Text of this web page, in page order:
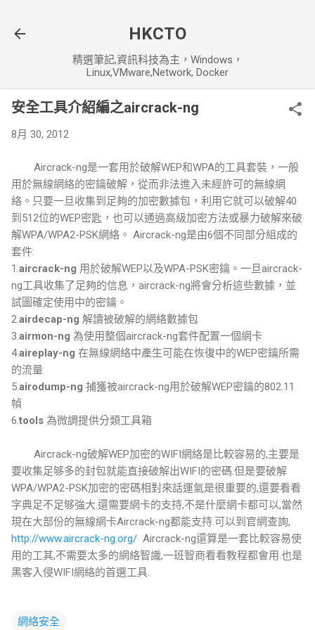
HKCTO
精選筆記,資訊科技為主，Windows，
Linux,VMware,Network, Docker
安全工具介紹編之aircrack-ng
8月 30, 2012
Aircrack-ng是一套用於破解WEP和WPA的工具套裝，一般
用於無線網絡的密鑰破解，從而非法進入未經許可的無線網
絡。 只要一旦收集到足夠的加密數據包，利用它就可以破解40
到512位的WEP密匙，也可以通過高級加密方法或暴力破解來破
解WPA/WPA2-PSK網絡。 Aircrack-ng是由6個不同部分組成的
套件:
1. aircrack-ng 用於破解WEP以及WPA-PSK密鑰。 一旦aircrack-
ng工具收集了足夠的信息，aircrack-ng將會分析這些數據，並
試圖確定使用中的密鑰。
2. airdecap-ng 解讀被破解的網絡數據包
3. airmon-ng 為使用整個aircrack-ng套件配置一個網卡
4.aireplay-ng 在無線網絡中產生可能在恢復中的WEP密鑰所需
的流量
5.airodump-ng 捕獲被aircrack-ng用於破解WEP密鑰的802.11
幀
6.​​ tools 為微調提供分類工具箱
Aircrack-ng破解WEP加密的WIFI網絡是比較容易的,主要是
要收集足够多的封包就能直接破解出WIFI的密碼.但是要破解
WPA/WPA2-PSK加密的密碼相對來話運氣是很重要的,還要看看
字典足不足够強大.還需要網卡的支持,不是什麼網卡都可以,當然
現在大部份的無線網卡Aircrack-ng都能支持.可以到官網查詢,
http://www.aircrack-ng.org/ Aircrack-ng還算是一套比較容易使
用的工其,不需要太多的網絡智識,一班智商看看教程都會用.也是
黑客入侵WIFI網絡的首選工具.
網絡安全